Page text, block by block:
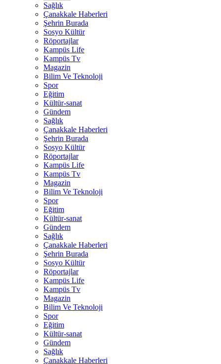
Sağlık
Çanakkale Haberleri
Şehrin Burada
Sosyo Kültür
Röportajlar
Kampüs Life
Kampüs Tv
Magazin
Bilim Ve Teknoloji
Spor
Eğitim
Kültür-sanat
Gündem
Sağlık
Çanakkale Haberleri
Şehrin Burada
Sosyo Kültür
Röportajlar
Kampüs Life
Kampüs Tv
Magazin
Bilim Ve Teknoloji
Spor
Eğitim
Kültür-sanat
Gündem
Sağlık
Çanakkale Haberleri
Şehrin Burada
Sosyo Kültür
Röportajlar
Kampüs Life
Kampüs Tv
Magazin
Bilim Ve Teknoloji
Spor
Eğitim
Kültür-sanat
Gündem
Sağlık
Çanakkale Haberleri